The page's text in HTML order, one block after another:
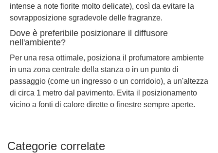
intense a note fiorite molto delicate), così da evitare la
sovrapposizione sgradevole delle fragranze.
Dove è preferibile posizionare il diffusore
nell'ambiente?
Per una resa ottimale, posiziona il profumatore ambiente
in una zona centrale della stanza o in un punto di
passaggio (come un ingresso o un corridoio), a un'altezza
di circa 1 metro dal pavimento. Evita il posizionamento
vicino a fonti di calore dirette o finestre sempre aperte.
Categorie correlate